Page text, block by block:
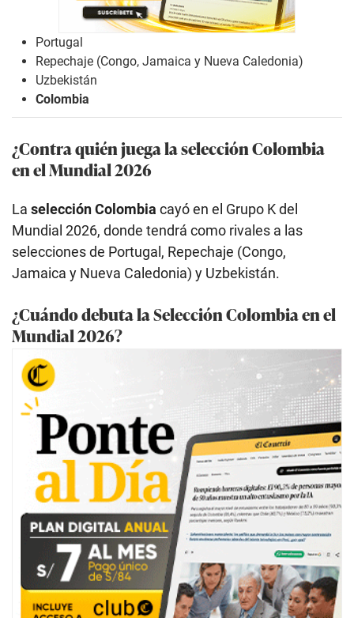
Portugal
Repechaje (Congo, Jamaica y Nueva Caledonia)
Uzbekistán
Colombia
¿Contra quién juega la selección Colombia
en el Mundial 2026
La selección Colombia cayó en el Grupo K del
Mundial 2026, donde tendrá como rivales a las
selecciones de Portugal, Repechaje (Congo,
Jamaica y Nueva Caledonia) y Uzbekistán.
¿Cuándo debuta la Selección Colombia en el
Mundial 2026?